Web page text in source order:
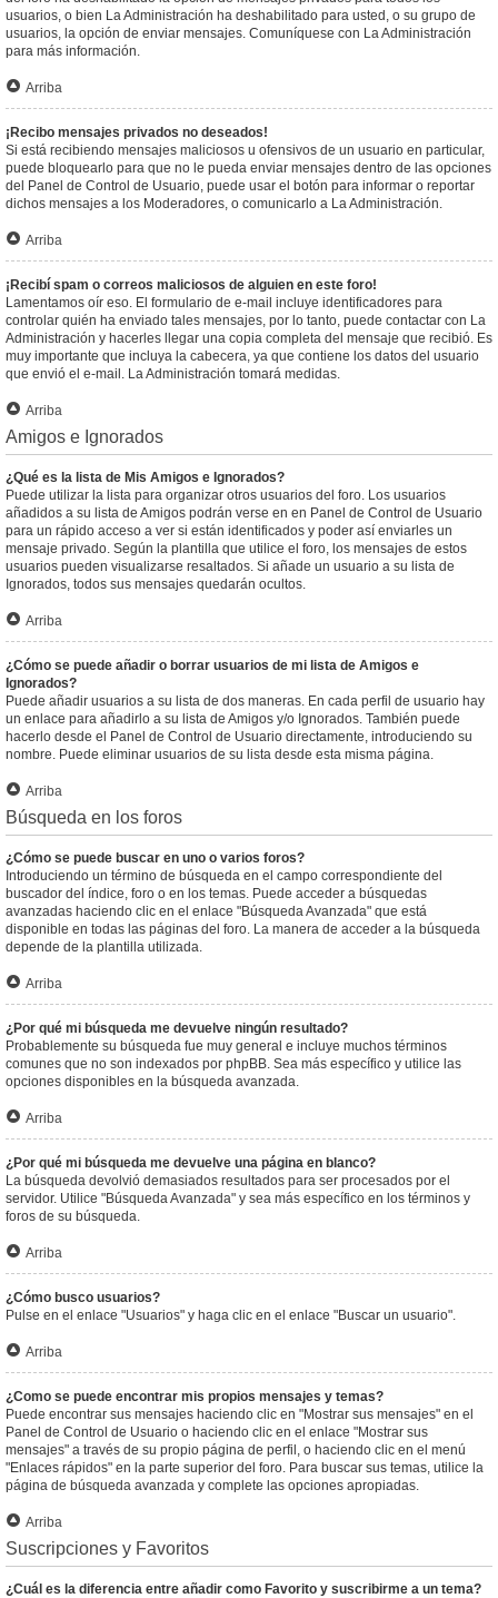
usuarios, o bien La Administración ha deshabilitado para usted, o su grupo de
usuarios, la opción de enviar mensajes. Comuníquese con La Administración
para más información.
Arriba
¡Recibo mensajes privados no deseados!
Si está recibiendo mensajes maliciosos u ofensivos de un usuario en particular,
puede bloquearlo para que no le pueda enviar mensajes dentro de las opciones
del Panel de Control de Usuario, puede usar el botón para informar o reportar
dichos mensajes a los Moderadores, o comunicarlo a La Administración.
Arriba
¡Recibí spam o correos maliciosos de alguien en este foro!
Lamentamos oír eso. El formulario de e-mail incluye identificadores para
controlar quién ha enviado tales mensajes, por lo tanto, puede contactar con La
Administración y hacerles llegar una copia completa del mensaje que recibió. Es
muy importante que incluya la cabecera, ya que contiene los datos del usuario
que envió el e-mail. La Administración tomará medidas.
Arriba
Amigos e Ignorados
¿Qué es la lista de Mis Amigos e Ignorados?
Puede utilizar la lista para organizar otros usuarios del foro. Los usuarios
añadidos a su lista de Amigos podrán verse en en Panel de Control de Usuario
para un rápido acceso a ver si están identificados y poder así enviarles un
mensaje privado. Según la plantilla que utilice el foro, los mensajes de estos
usuarios pueden visualizarse resaltados. Si añade un usuario a su lista de
Ignorados, todos sus mensajes quedarán ocultos.
Arriba
¿Cómo se puede añadir o borrar usuarios de mi lista de Amigos e
Ignorados?
Puede añadir usuarios a su lista de dos maneras. En cada perfil de usuario hay
un enlace para añadirlo a su lista de Amigos y/o Ignorados. También puede
hacerlo desde el Panel de Control de Usuario directamente, introduciendo su
nombre. Puede eliminar usuarios de su lista desde esta misma página.
Arriba
Búsqueda en los foros
¿Cómo se puede buscar en uno o varios foros?
Introduciendo un término de búsqueda en el campo correspondiente del
buscador del índice, foro o en los temas. Puede acceder a búsquedas
avanzadas haciendo clic en el enlace "Búsqueda Avanzada" que está
disponible en todas las páginas del foro. La manera de acceder a la búsqueda
depende de la plantilla utilizada.
Arriba
¿Por qué mi búsqueda me devuelve ningún resultado?
Probablemente su búsqueda fue muy general e incluye muchos términos
comunes que no son indexados por phpBB. Sea más específico y utilice las
opciones disponibles en la búsqueda avanzada.
Arriba
¿Por qué mi búsqueda me devuelve una página en blanco?
La búsqueda devolvió demasiados resultados para ser procesados por el
servidor. Utilice "Búsqueda Avanzada" y sea más específico en los términos y
foros de su búsqueda.
Arriba
¿Cómo busco usuarios?
Pulse en el enlace "Usuarios" y haga clic en el enlace "Buscar un usuario".
Arriba
¿Como se puede encontrar mis propios mensajes y temas?
Puede encontrar sus mensajes haciendo clic en "Mostrar sus mensajes" en el
Panel de Control de Usuario o haciendo clic en el enlace "Mostrar sus
mensajes" a través de su propio página de perfil, o haciendo clic en el menú
"Enlaces rápidos" en la parte superior del foro. Para buscar sus temas, utilice la
página de búsqueda avanzada y complete las opciones apropiadas.
Arriba
Suscripciones y Favoritos
¿Cuál es la diferencia entre añadir como Favorito y suscribirme a un tema?